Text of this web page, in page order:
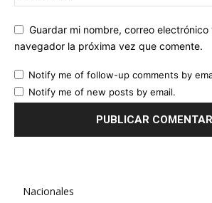
Guardar mi nombre, correo
navegador la próxima vez que comente.
Notify me of follow-up comments by
Notify me of new posts by email.
Nacionales